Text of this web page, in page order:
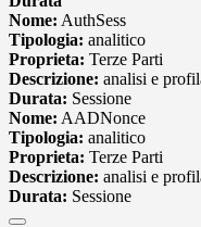
Nome: AuthSess
Tipologia: analitico
Proprieta: Terze Parti
Descrizione: analisi e
Durata: Sessione
Nome: AADNonce
Tipologia: analitico
Proprieta: Terze Parti
Descrizione: analisi e
Durata: Sessione